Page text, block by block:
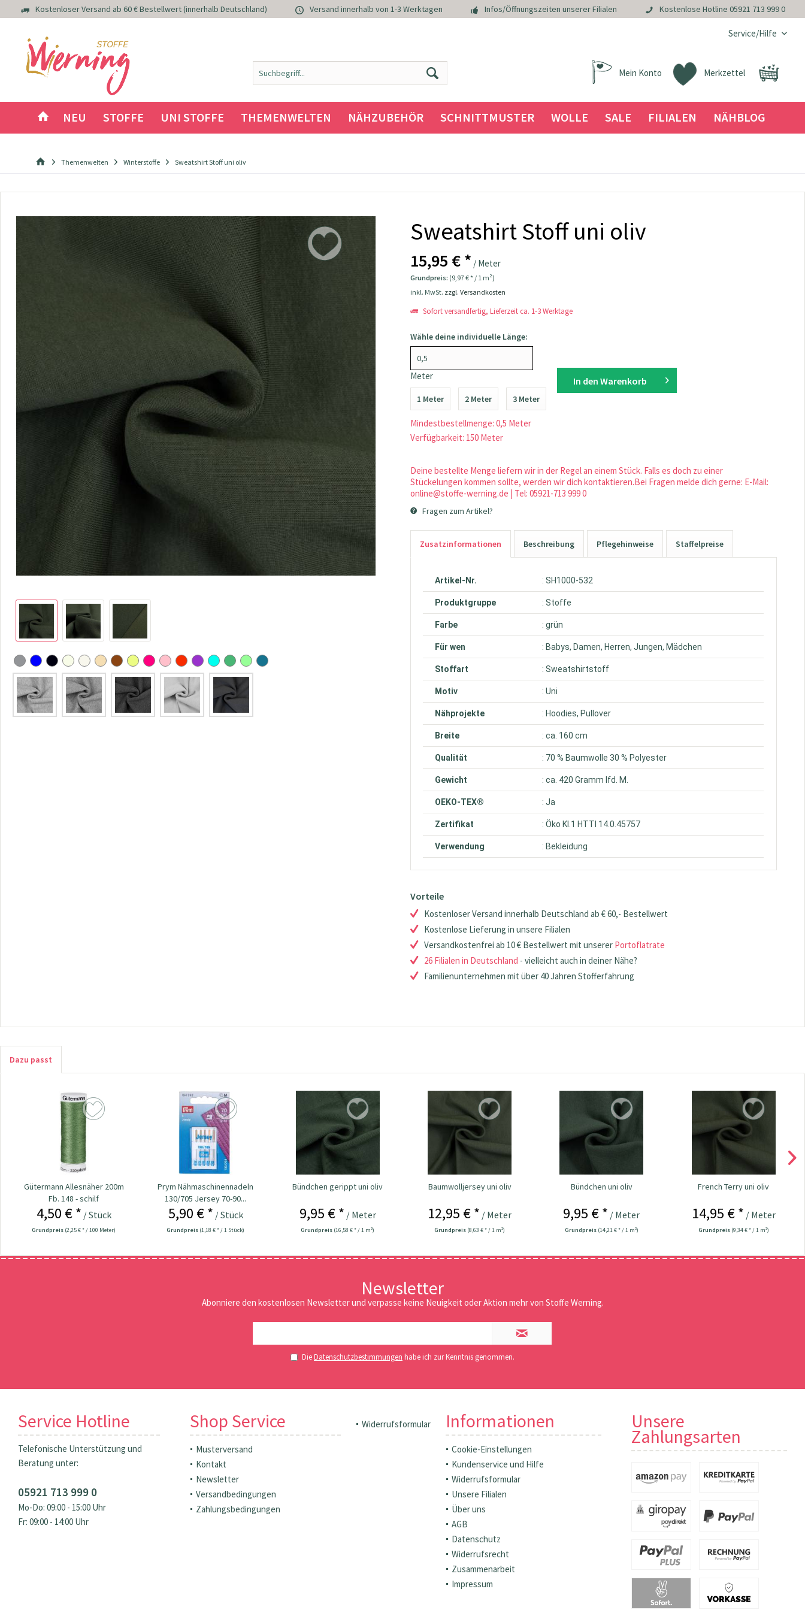
Kostenloser Versand ab 60 € Bestellwert (innerhalb Deutschland) Versand innerhalb von 1-3 Werktagen Infos/Öffnungszeiten unserer Filialen Kostenlose Hotline 05921 713 999 0
Service/Hilfe
Merkzettel
Mein Konto
NEU STOFFE UNI STOFFE THEMENWELTEN NÄHZUBEHÖR SCHNITTMUSTER WOLLE SALE FILIALEN NÄHBLOG
Themenwelten Winterstoffe Sweatshirt Stoff uni oliv
Sweatshirt Stoff uni oliv
15,95 € * / Meter
Grundpreis: (9,97 € * / 1 m²)
inkl. MwSt. zzgl. Versandkosten
Sofort versandfertig, Lieferzeit ca. 1-3 Werktage
Wähle deine individuelle Länge:
Meter
1 Meter 2 Meter 3 Meter
Mindestbestellmenge: 0,5 Meter
Verfügbarkeit: 150 Meter
In den Warenkorb
Deine bestellte Menge liefern wir in der Regel an einem Stück. Falls es doch zu einer
Stückelungen kommen sollte, werden wir dich kontaktieren.Bei Fragen melde dich gerne: E-Mail:
online@stoffe-werning.de | Tel: 05921-713 999 0
Fragen zum Artikel?
Zusatzinformationen Beschreibung Pflegehinweise Staffelpreise
Artikel-Nr. : SH1000-532
Produktgruppe : Stoffe
Farbe : grün
Für wen : Babys, Damen, Herren, Jungen, Mädchen
Stoffart : Sweatshirtstoff
Motiv : Uni
Nähprojekte : Hoodies, Pullover
Breite : ca. 160 cm
Qualität : 70 % Baumwolle 30 % Polyester
Gewicht : ca. 420 Gramm lfd. M.
OEKO-TEX® : Ja
Zertifikat : Öko Kl.1 HTTI 14.0.45757
Verwendung : Bekleidung
Vorteile
Kostenloser Versand innerhalb Deutschland ab € 60,- Bestellwert
Kostenlose Lieferung in unsere Filialen
Versandkostenfrei ab 10 € Bestellwert mit unserer Portoflatrate
26 Filialen in Deutschland - vielleicht auch in deiner Nähe?
Familienunternehmen mit über 40 Jahren Stofferfahrung
Dazu passt
Gütermann Allesnäher 200m
Fb. 148 - schilf
4,50 € * / Stück
Grundpreis (2,25 € * / 100 Meter)
Prym Nähmaschinennadeln
130/705 Jersey 70-90...
5,90 € * / Stück
Grundpreis (1,18 € * / 1 Stück)
Bündchen gerippt uni oliv
9,95 € * / Meter
Grundpreis (16,58 € * / 1 m²)
Baumwolljersey uni oliv
12,95 € * / Meter
Grundpreis (8,63 € * / 1 m²)
Bündchen uni oliv
9,95 € * / Meter
Grundpreis (14,21 € * / 1 m²)
French Terry uni oliv
14,95 € * / Meter
Grundpreis (9,34 € * / 1 m²)
Newsletter
Abonniere den kostenlosen Newsletter und verpasse keine Neuigkeit oder Aktion mehr von Stoffe Werning.
DieDatenschutzbestimmungen habe ich zur Kenntnis genommen.
Service Hotline
Telefonische Unterstützung und
Beratung unter:
05921 713 999 0
Mo-Do: 09:00 - 15:00 Uhr
Fr: 09:00 - 14:00 Uhr
Shop Service
Musterversand
Kontakt
Newsletter
Versandbedingungen
Zahlungsbedingungen
Widerrufsformular Informationen
Cookie-Einstellungen
Kundenservice und Hilfe
Widerrufsformular
Unsere Filialen
Über uns
AGB
Datenschutz
Widerrufsrecht
Zusammenarbeit
Impressum
Unsere
Zahlungsarten